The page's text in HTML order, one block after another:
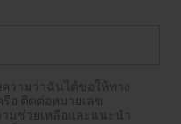
วามว่าฉันได้ขอให้ทาง
อ ติดต่อหมายเลข
มช่วยเหลือและแนะนำ